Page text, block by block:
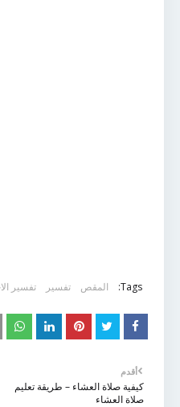
Tags: المقص تفسير تفسير
أقدم
كيفية صلاة العشاء – طريقة تعليم
صلاة العشاء